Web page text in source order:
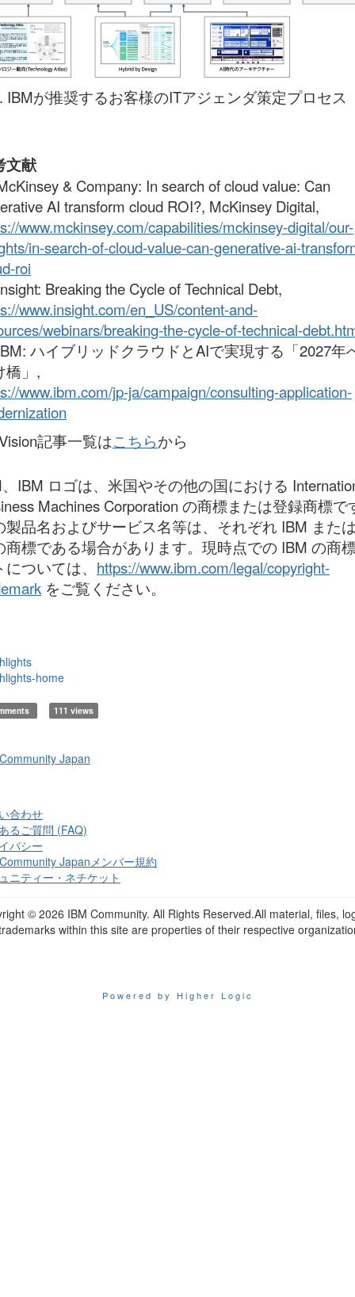
IBMが推奨するお客様のITアジェンダ策定プロセス
文献
& Company: In search of cloud value: Can
AI transform cloud ROI?, McKinsey Digital,
www.mckinsey.com/capabilities/mckinsey-digital/our-
in-search-of-cloud-value-can-generative-ai-
roi
Breaking the Cycle of Technical Debt,
www.insight.com/en_US/content-and-
webinars/breaking-the-cycle-of-technical-
ハイブリッドクラウドとAIで実現する「2027年
橋」,
www.ibm.com/jp-ja/campaign/consulting-application-
記事一覧はこちらから
IBM ロゴは、米国やその他の国における
Machines Corporation の商標または登録商標で
製品名およびサービス名等は、それぞれ IBM また
商標である場合があります。現時点での IBM の商
については、 https://www.ibm.com/legal/copyright-
をご覧ください。
home
111 views
Japan
合わせ
るご質問 (FAQ)
バシー
Japanメンバー規約
ニティー・ネチケット
© 2026 IBM Community. All Rights Reserved.All material, files,
within this site are properties of their respective
Powered by Higher Logic